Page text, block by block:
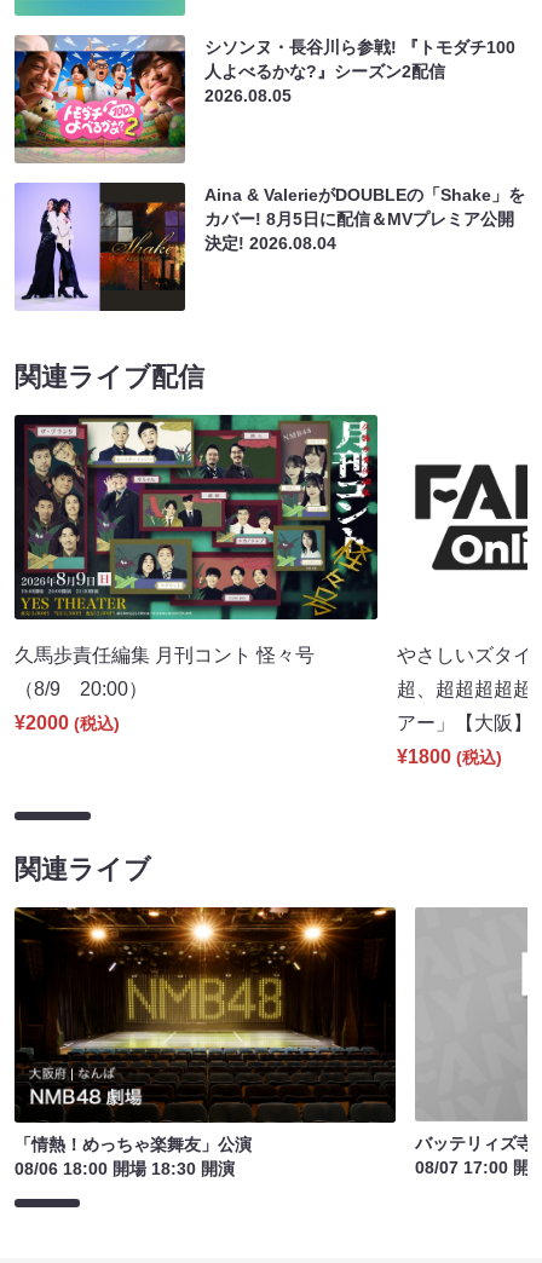
シソンヌ・長谷川ら参戦! 『トモダチ100
人よべるかな?』シーズン2配信
2026.08.05
Aina & ValerieがDOUBLEの「Shake」を
カバー! 8月5日に配信＆MVプレミア公開
決定!2026.08.04
関連ライブ配信
久馬歩責任編集 月刊コント 怪々号
（8/9 20:00）
¥2000 (税込)
やさしいズタイ
超、超超超超超
アー」【大阪
¥1800 (税込)
関連ライブ
「情熱！めっちゃ楽舞友」公演
08/06 18:00 開場 18:30 開演
バッテリィズ寺
08/07 17:00 開